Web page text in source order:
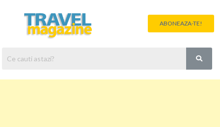
ABONEAZA-TE!